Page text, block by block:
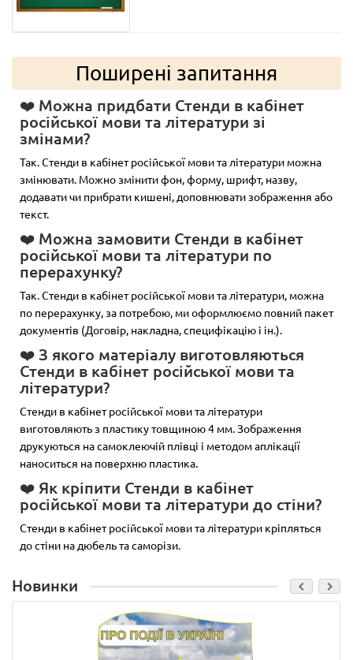
Поширені запитання
❤️ Можна придбати Стенди в кабінет
російської мови та літератури зі
змінами?
Так. Стенди в кабінет російської мови та літератури можна
змінювати. Можно змінити фон, форму, шрифт, назву,
додавати чи прибрати кишені, доповнювати зображення або
текст.
❤️ Можна замовити Стенди в кабінет
російської мови та літератури по
перерахунку?
Так. Стенди в кабінет російської мови та літератури, можна
по перерахунку, за потребою, ми оформлюємо повний пакет
документів (Договір, накладна, специфікацію і ін.).
❤️ З якого матеріалу виготовляються
Стенди в кабінет російської мови та
літератури?
Стенди в кабінет російської мови та літератури
виготовляють з пластику товщиною 4 мм. Зображення
друкуються на самоклеючій плівці і методом аплікації
наноситься на поверхню пластика.
❤️ Як кріпити Стенди в кабінет
російської мови та літератури до стіни?
Стенди в кабінет російської мови та літератури кріпляться
до стіни на дюбель та саморізи.
Новинки